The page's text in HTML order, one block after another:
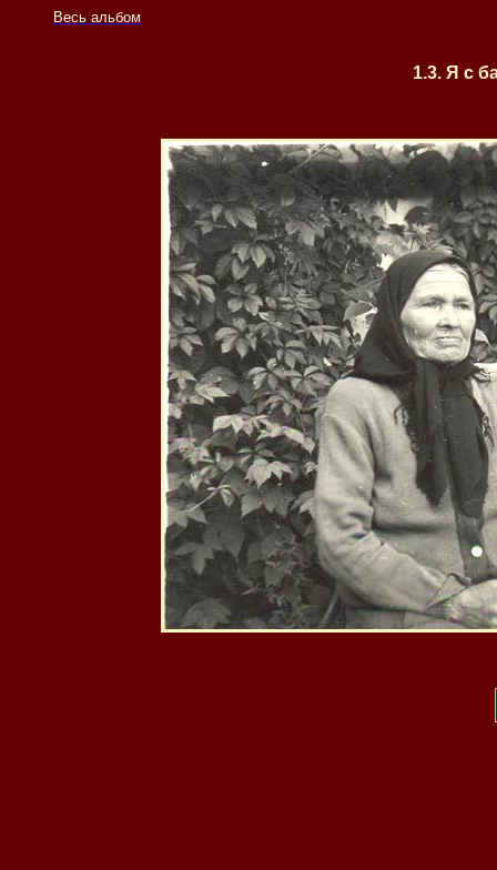
Весь альбом
1.3. Я с